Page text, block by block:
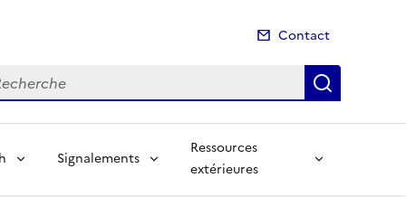
Contact
Signalements
Ressources
extérieures